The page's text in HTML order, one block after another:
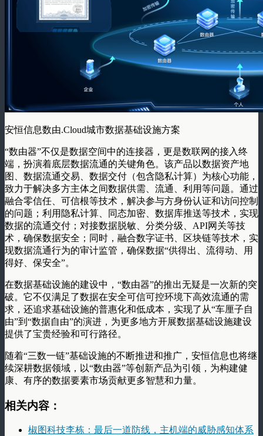
安恒信息数由.Cloud城市数据基础设施方案
“数由器”不仅是数据空间中的连接器，更是数联网的接入终
端，扮演着底层数据流通的关键角色。该产品以数据资产地
图、数据流通交易、数据交付（包含隐私计算）为核心功能，
致力于解决多方主体之间数据供需、流通、利用等问题。通过
融合零信任、可信根等技术，解决参与方身份认证和访问控制
的问题；利用隐私计算、同态加密、数据库推送等技术，实现
数据的流通交付；对接数据脱敏、分类分级、API网关等技
术，确保数据安全；同时，融合数字证书、区块链等技术，实
现数据流通行为的审计监管，确保数据“供得出、流得动、用
得好、保安全”。
在数据基础设施的建设中，“数由器”的推出无疑是一次新的突
破。它不仅满足了数据在安全可信可控环境下高效流通的需
求，还追求基础设施的普惠化和低成本，实现了从“车厘子自
由”到“数据自由”的演进，为更多地方开展数据基础设施建设
提供了宝贵经验和可行路径。
随着“三数一链”基础设施的不断推进和推广，安恒信息也将继
续深耕数据领域，以“数由器”等创新产品为引领，为构建健
康、有序的数据要素市场贡献更多智慧和力量。
相关内容：
椒图科技李栋：最后一道防线，主机端的威胁感知体系